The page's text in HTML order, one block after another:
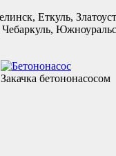
Еткуль,
Закачка бетононасосом